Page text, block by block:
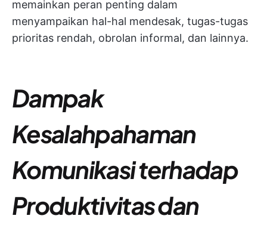
memainkan peran penting dalam
menyampaikan hal-hal mendesak, tugas-tugas
prioritas rendah, obrolan informal, dan lainnya.
Dampak
Kesalahpahaman
Komunikasi terhadap
Produktivitas dan